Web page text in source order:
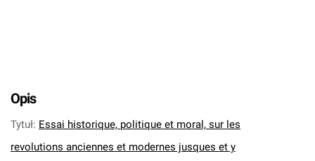
Opis
Tytuł: Essai historique, politique et moral, sur les
revolutions anciennes et modernes jusques et y